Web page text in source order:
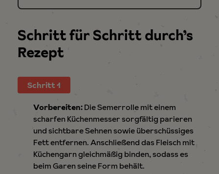
Schritt für Schritt durch’s
Rezept
Schritt 1
Vorbereiten:Die Semerrolle mit einem
scharfen Küchenmesser sorgfältig parieren
und sichtbare Sehnen sowie überschüssiges
Fett entfernen. Anschließend das Fleisch mit
Küchengarn gleichmäßig binden, sodass es
beim Garen seine Form behält.